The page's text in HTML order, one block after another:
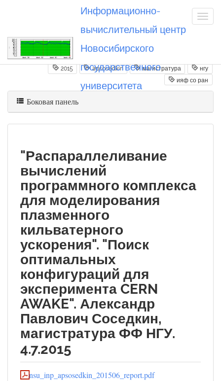
Информационно-
вычислительный центр
Новосибирского
государственного
университета
Вы посетили 20150704_apsosedkin
2015 apsosedkin магистратура
нгу
ияф со ран
Боковая панель
"Распараллеливание
вычислений
программного комплекса
для моделирования
плазменного
кильватерного
ускорения". "Поиск
оптимальных
конфигураций для
эксперимента CERN
AWAKE". Александр
Павлович Соседкин,
магистратура ФФ НГУ.
4.7.2015
nsu_inp_apsosedkin_201506_report.pdf